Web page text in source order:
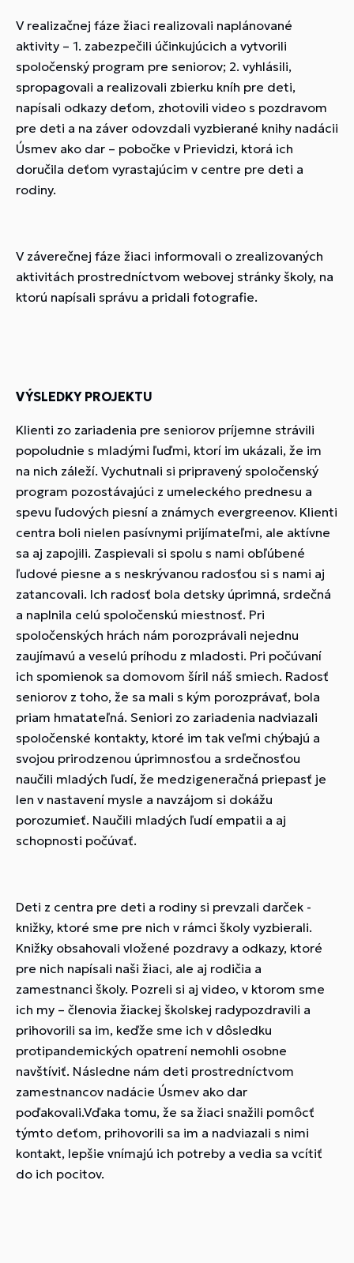
V realizačnej fáze žiaci realizovali naplánované
aktivity – 1. zabezpečili účinkujúcich a vytvorili
spoločenský program pre seniorov; 2. vyhlásili,
spropagovali a realizovali zbierku kníh pre deti,
napísali odkazy deťom, zhotovili video s pozdravom
pre deti a na záver odovzdali vyzbierané knihy nadácii
Úsmev ako dar – pobočke v Prievidzi, ktorá ich
doručila deťom vyrastajúcim v centre pre deti a
rodiny.
V záverečnej fáze žiaci informovali o zrealizovaných
aktivitách prostredníctvom webovej stránky školy, na
ktorú napísali správu a pridali fotografie.
VÝSLEDKY PROJEKTU
Klienti zo zariadenia pre seniorov príjemne strávili
popoludnie s mladými ľuďmi, ktorí im ukázali, že im
na nich záleží. Vychutnali si pripravený spoločenský
program pozostávajúci z umeleckého prednesu a
spevu ľudových piesní a známych evergreenov. Klienti
centra boli nielen pasívnymi prijímateľmi, ale aktívne
sa aj zapojili. Zaspievali si spolu s nami obľúbené
ľudové piesne a s neskrývanou radosťou si s nami aj
zatancovali. Ich radosť bola detsky úprimná, srdečná
a naplnila celú spoločenskú miestnosť. Pri
spoločenských hrách nám porozprávali nejednu
zaujímavú a veselú príhodu z mladosti. Pri počúvaní
ich spomienok sa domovom šíril náš smiech. Radosť
seniorov z toho, že sa mali s kým porozprávať, bola
priam hmatateľná. Seniori zo zariadenia nadviazali
spoločenské kontakty, ktoré im tak veľmi chýbajú a
svojou prirodzenou úprimnosťou a srdečnosťou
naučili mladých ľudí, že medzigeneračná priepasť je
len v nastavení mysle a navzájom si dokážu
porozumieť. Naučili mladých ľudí empatii a aj
schopnosti počúvať.
Deti z centra pre deti a rodiny si prevzali darček -
knižky, ktoré sme pre nich v rámci školy vyzbierali.
Knižky obsahovali vložené pozdravy a odkazy, ktoré
pre nich napísali naši žiaci, ale aj rodičia a
zamestnanci školy. Pozreli si aj video, v ktorom sme
ich my – členovia žiackej školskej radypozdravili a
prihovorili sa im, keďže sme ich v dôsledku
protipandemických opatrení nemohli osobne
navštíviť. Následne nám deti prostredníctvom
zamestnancov nadácie Úsmev ako dar
poďakovali.Vďaka tomu, že sa žiaci snažili pomôcť
týmto deťom, prihovorili sa im a nadviazali s nimi
kontakt, lepšie vnímajú ich potreby a vedia sa vcítiť
do ich pocitov.